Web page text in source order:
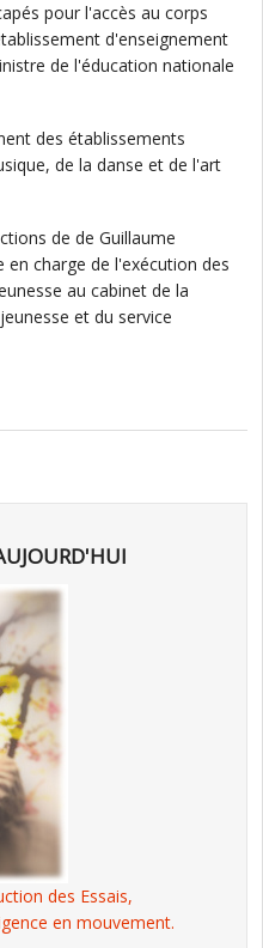
pour l'accès au corps
d'enseignement
de l'éducation nationale
des établissements
de la danse et de l'art
de de Guillaume
en charge de l'exécution des
au cabinet de la
et du service
des Essais,
en mouvement.